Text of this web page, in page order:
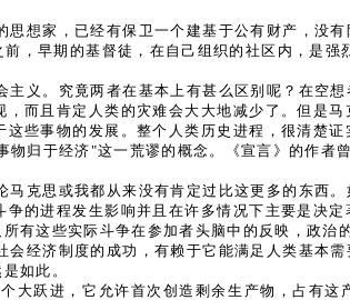
想家，已经有保卫一个建基于公有财产，没
，早期的基督徒，在自己组织的社区内，是
义。究竟两者在基本上有甚么区别呢？在空
而且肯定人类的灾难会大大地减少了。但是
些事物的发展。整个人类历史进程，很清楚
归于经济"这一荒谬的概念。《宣言》的作
克思或我都从来没有肯定过比这更多的东西
的进程发生影响并且在许多情况下主要是决
这些实际斗争在参加者头脑中的反映，政治
经济制度的成功，有赖于它能满足人类基本
如此。
跃进，它允许首次创造剩余生产物，占有